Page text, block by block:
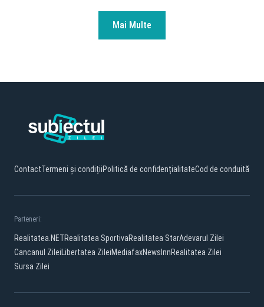
Mai Multe
ContactTermeni și condițiiPolitică de confidențialitateCod de conduită
Parteneri:
Realitatea.NETRealitatea SportivaRealitatea StarAdevarul Zilei
Cancanul ZileiLibertatea ZileiMediafaxNewsInnRealitatea Zilei
Sursa Zilei